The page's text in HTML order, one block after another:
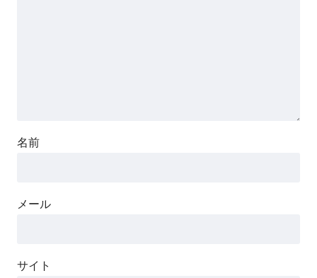
名前
メール
サイト